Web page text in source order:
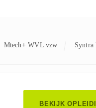
Mtech+ WVL vzw
BEKIJK